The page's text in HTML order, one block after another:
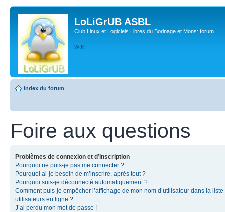
LoLiGrUB ASBL
Club Linux et Logiciels Libres du Borinage et Mons: forum
WIKI
Index du forum
Foire aux questions
Problèmes de connexion et d’inscription
Pourquoi ne puis-je pas me connecter ?
Pourquoi ai-je besoin de m’inscrire, après tout ?
Pourquoi suis-je déconnecté automatiquement ?
Comment puis-je empêcher l’affichage de mon nom d’utilisateur dans la liste
utilisateurs en ligne ?
J’ai perdu mon mot de passe !